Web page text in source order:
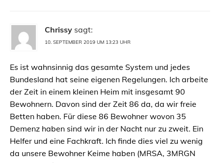
Chrissy sagt:
10. SEPTEMBER 2019 UM 13:23 UHR
Es ist wahnsinnig das gesamte System und jedes
Bundesland hat seine eigenen Regelungen. Ich arbeite
der Zeit in einem kleinen Heim mit insgesamt 90
Bewohnern. Davon sind der Zeit 86 da, da wir freie
Betten haben. Für diese 86 Bewohner wovon 35
Demenz haben sind wir in der Nacht nur zu zweit. Ein
Helfer und eine Fachkraft. Ich finde dies viel zu wenig
da unsere Bewohner Keime haben (MRSA, 3MRGN